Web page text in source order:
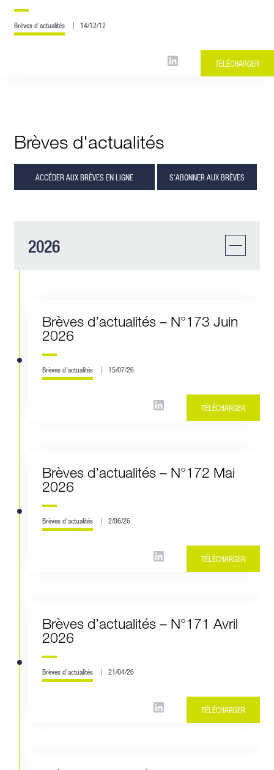
Brèves d'actualités 14/12/12
TÉLÉCHARGER
Brèves d'actualités
ACCÉDER AUX BRÈVES EN LIGNE S'ABONNER AUX BRÈVES
2026
Brèves d’actualités – N°173 Juin
2026
Brèves d'actualités 15/07/26
TÉLÉCHARGER
Brèves d’actualités – N°172 Mai
2026
Brèves d'actualités 2/06/26
TÉLÉCHARGER
Brèves d’actualités – N°171 Avril
2026
Brèves d'actualités 21/04/26
TÉLÉCHARGER